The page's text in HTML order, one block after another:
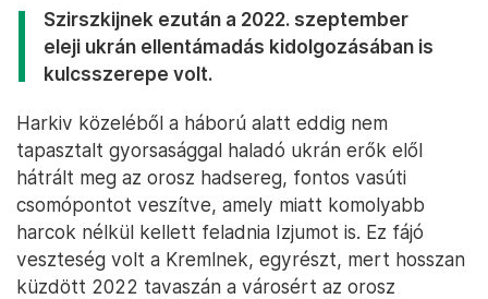
Szirszkijnek ezután a 2022. szeptember
eleji ukrán ellentámadás kidolgozásában is
kulcsszerepe volt.
Harkiv közeléből a háború alatt eddig nem
tapasztalt gyorsasággal haladó ukrán erők elől
hátrált meg az orosz hadsereg, fontos vasúti
csomópontot veszítve, amely miatt komolyabb
harcok nélkül kellett feladnia Izjumot is. Ez fájó
veszteség volt a Kremlnek, egyrészt, mert hosszan
küzdött 2022 tavaszán a városért az orosz